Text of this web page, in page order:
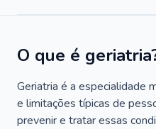
O que é
Geriatria é a especialidade
e limitações típicas de
prevenir e tratar essas